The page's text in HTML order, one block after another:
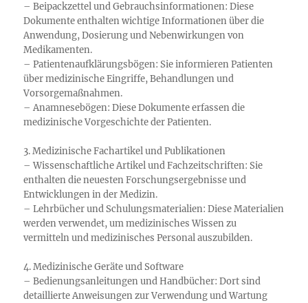
– Beipackzettel und Gebrauchsinformationen: Diese
Dokumente enthalten wichtige Informationen über die
Anwendung, Dosierung und Nebenwirkungen von
Medikamenten.
– Patientenaufklärungsbögen: Sie informieren Patienten
über medizinische Eingriffe, Behandlungen und
Vorsorgemaßnahmen.
– Anamnesebögen: Diese Dokumente erfassen die
medizinische Vorgeschichte der Patienten.
3. Medizinische Fachartikel und Publikationen
– Wissenschaftliche Artikel und Fachzeitschriften: Sie
enthalten die neuesten Forschungsergebnisse und
Entwicklungen in der Medizin.
– Lehrbücher und Schulungsmaterialien: Diese Materialien
werden verwendet, um medizinisches Wissen zu
vermitteln und medizinisches Personal auszubilden.
4. Medizinische Geräte und Software
– Bedienungsanleitungen und Handbücher: Dort sind
detaillierte Anweisungen zur Verwendung und Wartung